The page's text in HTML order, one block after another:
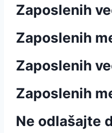
Zaposlenih
Zaposlenih
Zaposlenih
Zaposlenih
Ne odlašajte